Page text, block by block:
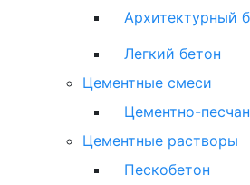
Архитектурный
Легкий бетон
Цементные смеси
Цементно-
Цементные растворы
Пескобетон